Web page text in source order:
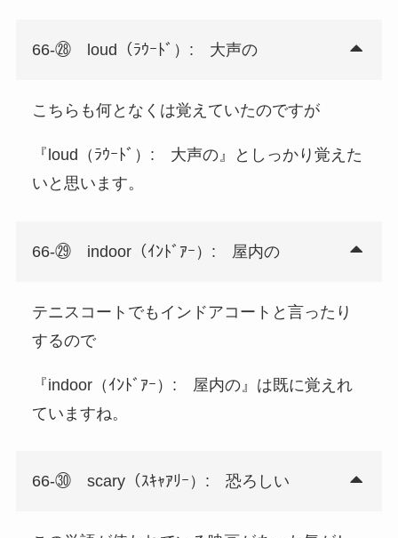
66-㉘ loud（ﾗｳｰﾄﾞ）: 大声の
こちらも何となくは覚えていたのですが
『loud（ﾗｳｰﾄﾞ）: 大声の』としっかり覚えた
いと思います。
66-㉙ indoor（ｲﾝﾄﾞｱｰ）: 屋内の
テニスコートでもインドアコートと言ったり
するので
『indoor（ｲﾝﾄﾞｱｰ）: 屋内の』は既に覚えれ
ていますね。
66-㉚ scary（ｽｷｬｱﾘｰ）: 恐ろしい